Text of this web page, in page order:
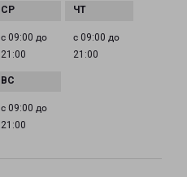
с 09:00 до
21:00
с 09:00 до
21:00
с 09:00 до
21:00